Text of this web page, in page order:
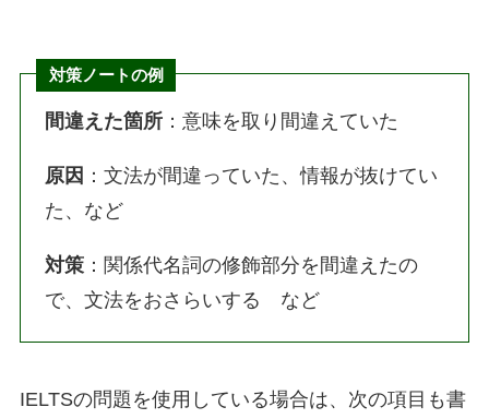
対策ノートの例
間違えた箇所 ：意味を取り間違えていた
原因 ：文法が間違っていた、情報が抜けてい
た、など
対策 ：関係代名詞の修飾部分を間違えたの
で、文法をおさらいする など
IELTSの問題を使用している場合は、次の項目も書